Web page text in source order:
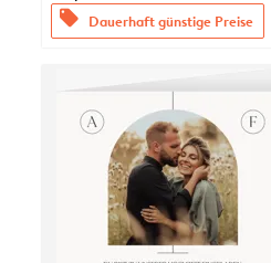
offers Dauerhaft günstige Preise